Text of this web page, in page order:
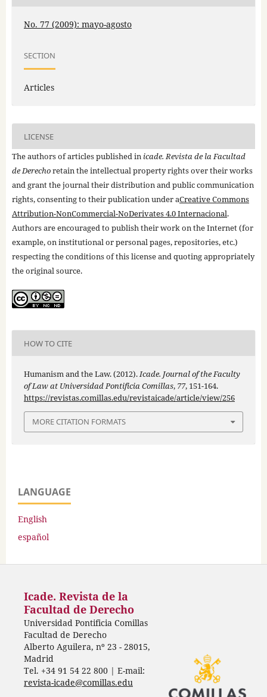
No. 77 (2009): mayo-agosto
SECTION
Articles
LICENSE
The authors of articles published in icade. Revista de la Facultad
de Derechoretain the intellectual property rights over their works
and grant the journal their distribution and public communication
rights, consenting to their publication under aCreative Commons
Attribution-NonCommercial-NoDerivates 4.0 Internacional.
Authors are encouraged to publish their work on the Internet (for
example, on institutional or personal pages, repositories, etc.)
respecting the conditions of this license and quoting appropriately
the original source.
HOW TO CITE
Humanism and the Law. (2012).Icade. Journal of the Faculty
of Law at Universidad Pontificia Comillas, 77, 151-164.
https://revistas.comillas.edu/revistaicade/article/view/256
MORE CITATION FORMATS
LANGUAGE
English
español
Icade. Revista de la
Facultad de Derecho
Universidad Pontificia Comillas
Facultad de Derecho
Alberto Aguilera, nº 23 - 28015,
Madrid
Tel. +34 91 54 22 800 | E-mail:
revista-icade@comillas.edu